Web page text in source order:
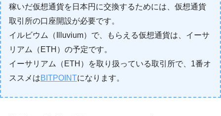
稼いだ仮想通貨を日本円に交換するためには、仮想通貨
取引所の口座開設が必要です。
イルビウム（Illuvium）で、もらえる仮想通貨は、イーサ
リアム（ETH）の予定です。
イーサリアム（ETH）を取り扱っている取引所で、1番オ
ススメはBITPOINTになります。